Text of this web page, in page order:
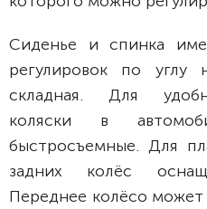
Сиденье и спинка
регулировок по углу
складная. Для
коляски в
быстросъемные. Для
задних колёс
Переднее колёсо